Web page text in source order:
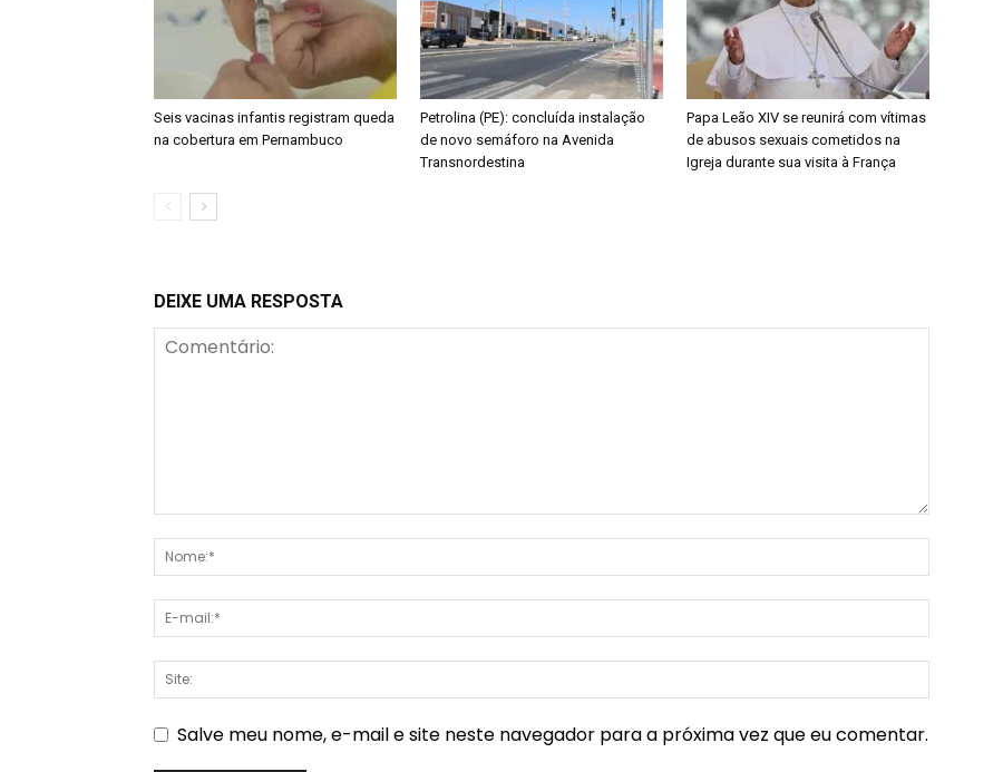
Seis vacinas infantis registram queda
na cobertura em Pernambuco
Petrolina (PE): concluída instalação
de novo semáforo na Avenida
Transnordestina
Papa Leão XIV se reunirá com vítimas
de abusos sexuais cometidos na
Igreja durante sua visita à França
DEIXE UMA RESPOSTA
Salve meu nome, e-mail e site neste navegador para a próxima vez que eu comentar.